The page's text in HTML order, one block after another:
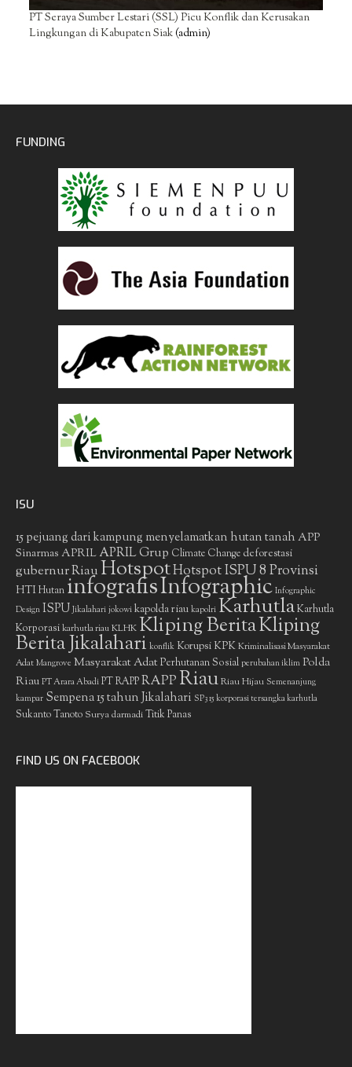
PT Seraya Sumber Lestari (SSL) Picu Konflik dan Kerusakan
Lingkungan di Kabupaten Siak(admin)
FUNDING
ISU
15 pejuang dari kampung menyelamatkan hutan tanah APP
Sinarmas APRIL APRIL Grup Climate Change deforestasi
gubernur RiauHotspotHotspot ISPU 8 Provinsi
HTIHutan infografisInfographic Infographic
Design ISPU Jikalahari jokowi kapolda riau kapolri KarhutlaKarhutla
Korporasikarhutla riauKLHKKliping BeritaKliping
Berita Jikalahari konflik Korupsi KPKKriminalisasi Masyarakat
Adat Mangrove Masyarakat AdatPerhutanan Sosial perubahan iklim Polda
Riau PT Arara Abadi PT RAPPRAPPRiauRiau Hijau Semenanjung
kampar Sempena 15 tahun Jikalahari SP3 15 korporasi tersangka karhutla
Sukanto Tanoto Surya darmadiTitik Panas
FIND US ON FACEBOOK